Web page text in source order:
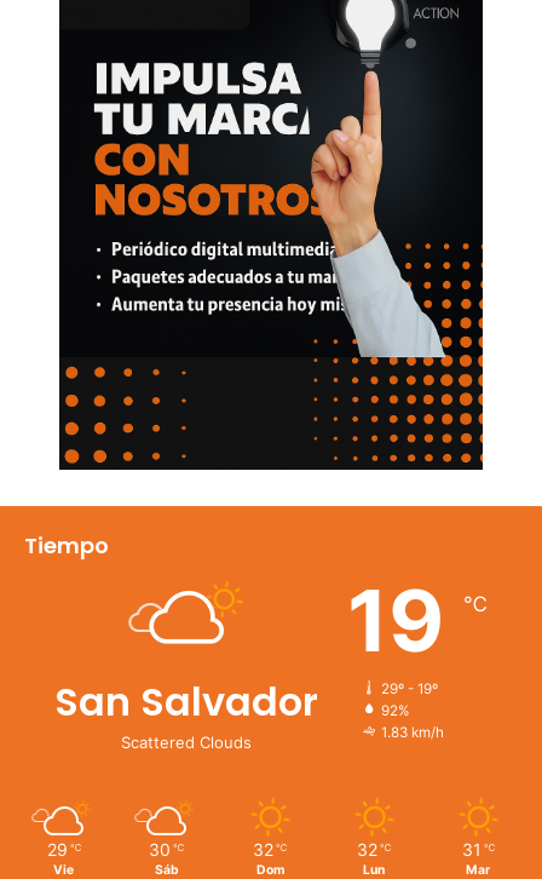
Tiempo
San Salvador
Scattered Clouds
19 ℃
29º - 19º
92%
1.83 km/h
29 ℃
Vie
30 ℃
Sáb
32 ℃
Dom
32 ℃
Lun
31 ℃
Mar